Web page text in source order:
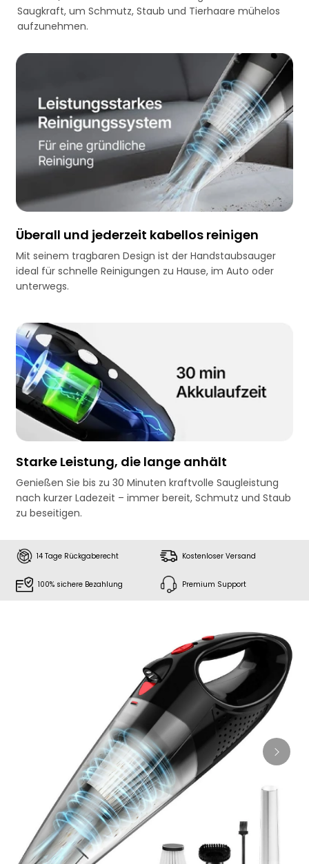
Saugkraft, um Schmutz, Staub und Tierhaare mühelos
aufzunehmen.
Überall und jederzeit kabellos reinigen
Mit seinem tragbaren Design ist der Handstaubsauger
ideal für schnelle Reinigungen zu Hause, im Auto oder
unterwegs.
Starke Leistung, die lange anhält
Genießen Sie bis zu 30 Minuten kraftvolle Saugleistung
nach kurzer Ladezeit – immer bereit, Schmutz und Staub
zu beseitigen.
14 Tage Rückgaberecht Kostenloser Versand
100% sichere Bezahlung Premium Support